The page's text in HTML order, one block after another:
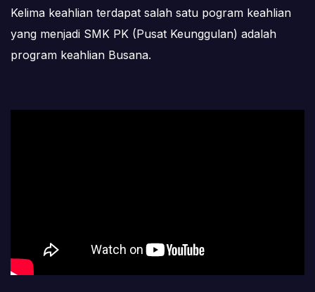
Kelima keahlian terdapat salah satu pogram keahlian
yang menjadi SMK PK (Pusat Keunggulan) adalah
program keahlian Busana.